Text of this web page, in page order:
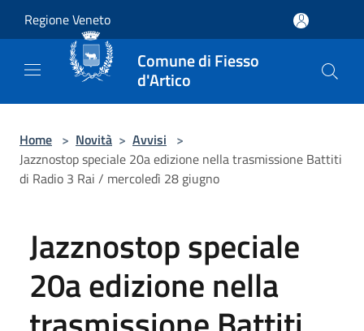
Regione Veneto
Comune di Fiesso
d'Artico
Home > Novità > Avvisi >
Jazznostop speciale 20a edizione nella trasmissione Battiti
di Radio 3 Rai / mercoledì 28 giugno
Jazznostop speciale
20a edizione nella